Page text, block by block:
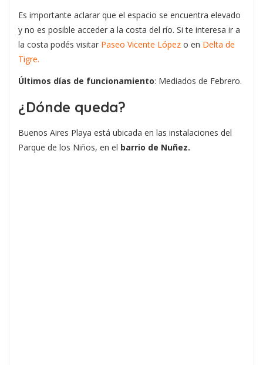
Es importante aclarar que el espacio se encuentra elevado
y no es posible acceder a la costa del río. Si te interesa ir a
la costa podés visitar Paseo Vicente López o en Delta de
Tigre.
Últimos días de funcionamiento: Mediados de Febrero.
¿Dónde queda?
Buenos Aires Playa está ubicada en las instalaciones del
Parque de los Niños, en el barrio de Nuñez.